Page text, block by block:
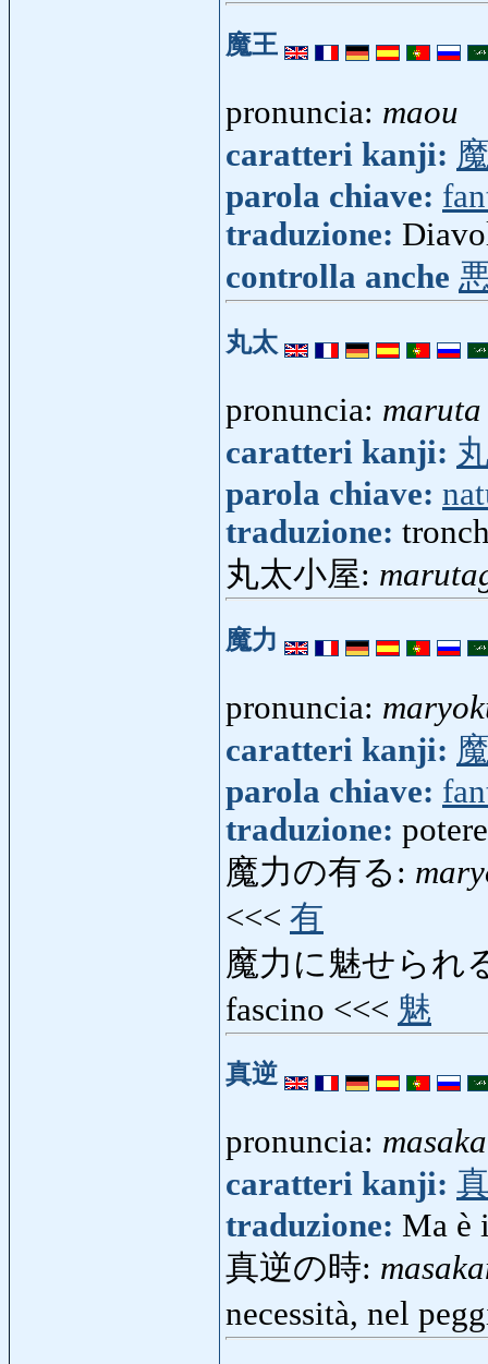
魔王
pronuncia: maou
caratteri kanji:
parola chiave:
traduzione:
controlla anche
丸太
pronuncia: maruta
caratteri kanji:
parola chiave:
traduzione:
丸太小屋:
魔力
pronuncia:
caratteri kanji:
parola chiave:
traduzione:
魔力の有る:
<<< 有
魔力に魅せられ
fascino <<< 魅
真逆
pronuncia: masaka
caratteri kanji:
traduzione: Ma è
真逆の時:
necessità, nel